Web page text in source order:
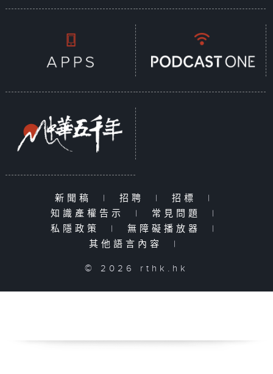
新聞稿 | 招聘 | 招標
|
知識產權告示
| 常見問題
|
私隱政策
| 無障礙播放器
|
其他語言內容
|
© 2026 rthk.hk